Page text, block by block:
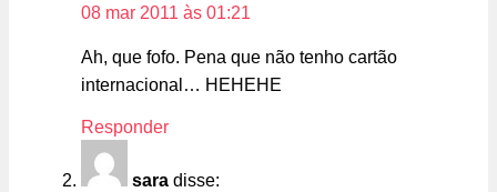
08 mar 2011 às 01:21
Ah, que fofo. Pena que não tenho cartão
internacional… HEHEHE
Responder
sara disse: